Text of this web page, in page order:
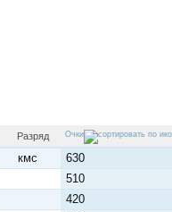
Разряд Очки
кмс 630
510
420